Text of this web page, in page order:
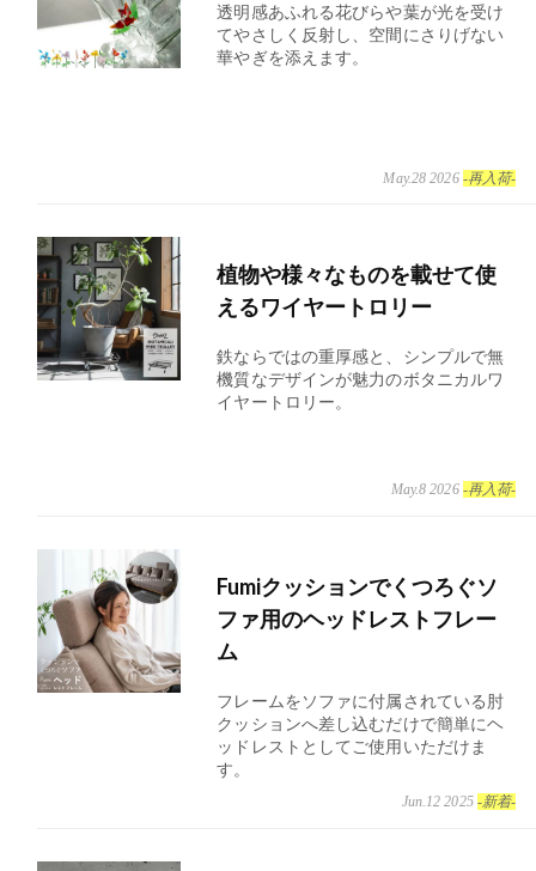
透明感あふれる花びらや葉が光を受け
てやさしく反射し、空間にさりげない
華やぎを添えます。
May.28 2026 -再入荷-
植物や様々なものを載せて使
えるワイヤートロリー
鉄ならではの重厚感と、シンプルで無
機質なデザインが魅力のボタニカルワ
イヤートロリー。
May.8 2026 -再入荷-
Fumiクッションでくつろぐソ
ファ用のヘッドレストフレー
ム
フレームをソファに付属されている肘
クッションへ差し込むだけで簡単にヘ
ッドレストとしてご使用いただけま
す。
Jun.12 2025 -新着-